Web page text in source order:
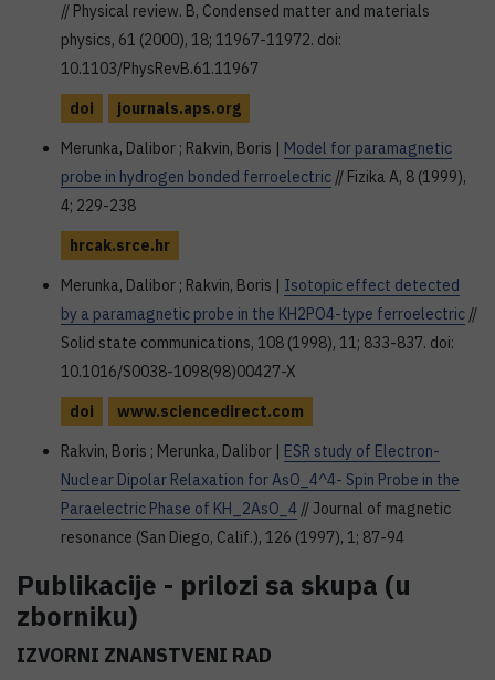
// Physical review. B, Condensed matter and materials
physics, 61 (2000), 18; 11967-11972. doi:
10.1103/PhysRevB.61.11967
doi
journals.aps.org
Merunka, Dalibor ; Rakvin, Boris | Model for paramagnetic
probe in hydrogen bonded ferroelectric // Fizika A, 8 (1999),
4; 229-238
hrcak.srce.hr
Merunka, Dalibor ; Rakvin, Boris | Isotopic effect detected
by a paramagnetic probe in the KH2PO4-type ferroelectric //
Solid state communications, 108 (1998), 11; 833-837. doi:
10.1016/S0038-1098(98)00427-X
doi
www.sciencedirect.com
Rakvin, Boris ; Merunka, Dalibor | ESR study of Electron-
Nuclear Dipolar Relaxation for AsO_4^4- Spin Probe in the
Paraelectric Phase of KH_2AsO_4 // Journal of magnetic
resonance (San Diego, Calif.), 126 (1997), 1; 87-94
Publikacije - prilozi sa skupa (u
zborniku)
IZVORNI ZNANSTVENI RAD